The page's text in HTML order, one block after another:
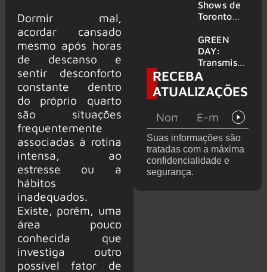
Dormir mal,
acordar cansado
mesmo após horas
de descanso e
sentir desconforto
constante dentro
do próprio quarto
são situações
frequentemente
associadas à rotina
intensa, ao
estresse ou a
hábitos
inadequados.
Existe, porém, uma
área pouco
conhecida que
investiga outro
possível fator de
gerações
de
despedida
Shows de
Toronto
filmados
para
provável
filme
GREEN
DAY:
Transmissã
o 24 horas
‘Green Day
TV’ é
YouTube
RECEBA
ATUALIZAÇÕES
Suas informações são
tratadas com a máxima
confidencialidade e
segurança.